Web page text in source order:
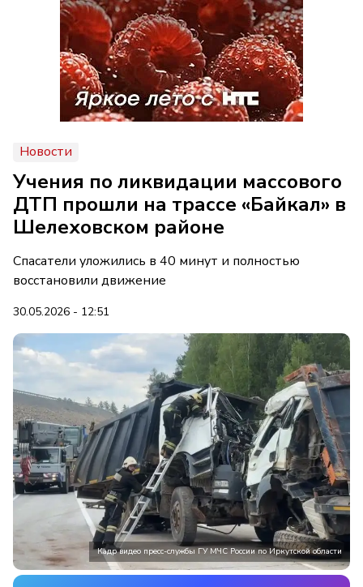
Новости
Учения по ликвидации массового
ДТП прошли на трассе «Байкал» в
Шелеховском районе
Спасатели уложились в 40 минут и полностью
восстановили движение
30.05.2026 - 12:51
Кадр видео пресс-службы ГУ МЧС России по Иркутской области